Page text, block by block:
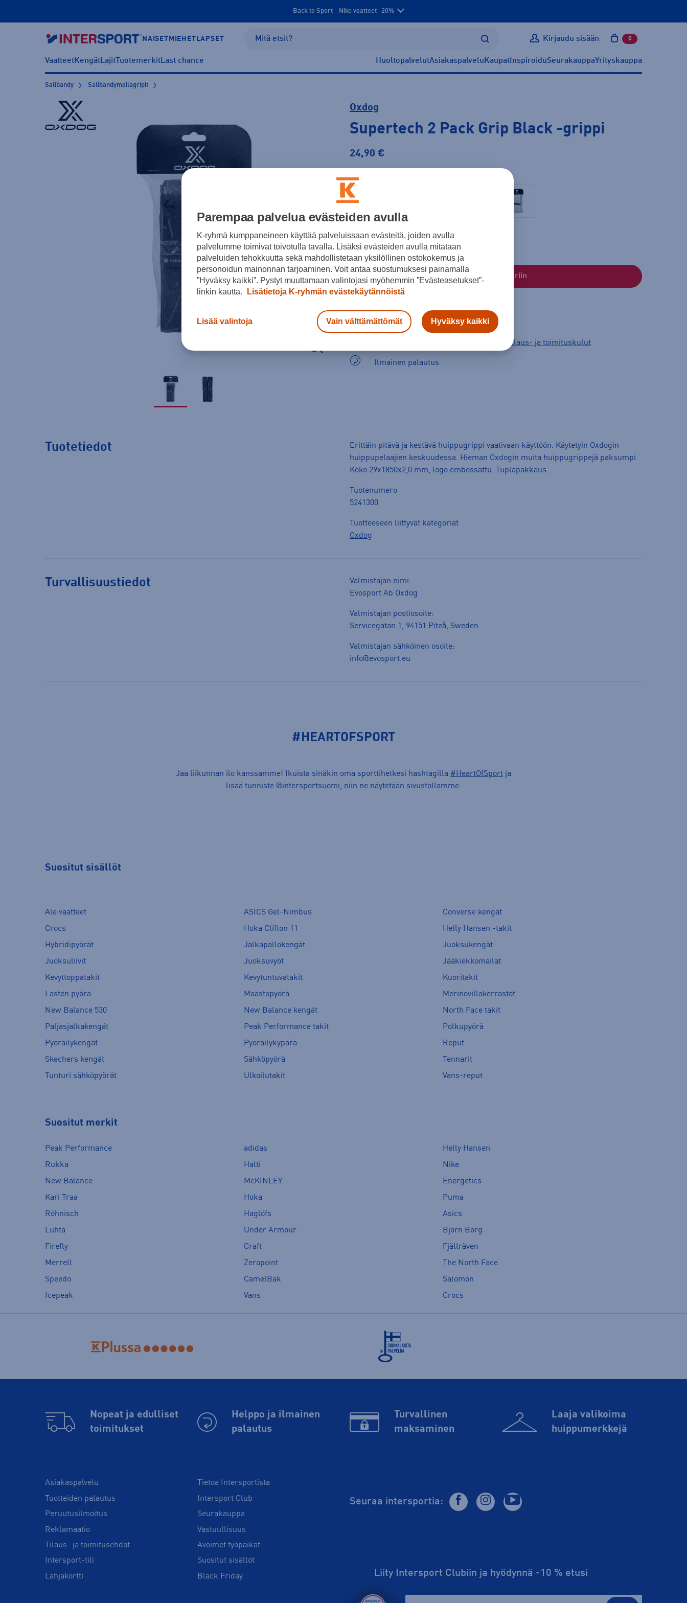
Back to Sport - Nike vaatteet -20%
NAISET MIEHET LAPSET Kirjaudu sisään 0 tuotetta
VaatteetKengätLajitTuotemerkitLast chance HuoltopalvelutAsiakaspalvelu Kaupat InspiroiduSeurakauppaYrityskauppa
Salibandy Salibandymailagripit
Oxdog
Supertech 2 Pack Grip Black -grippi
24,90 €
Väri
Lisää ostoskoriin
Tilaus- ja toimituskulut
Ilmainen palautus
Tuotetiedot
Erittäin pitävä ja kestävä huippugrippi vaativaan käyttöön. Käytetyin Oxdogin
huippupelaajien keskuudessa. Hieman Oxdogin muita huippugrippejä paksumpi.
Koko 29x1850x2,0 mm, logo embossattu. Tuplapakkaus.
Tuotenumero
5241300
Tuotteeseen liittyvät kategoriat
Oxdog
Turvallisuustiedot
Valmistajan nimi:
Evosport Ab Oxdog
Valmistajan postiosoite:
Servicegatan 1, 94151 Piteå, Sweden
Valmistajan sähköinen osoite:
info@evosport.eu
#HEARTOFSPORT
Jaa liikunnan ilo kanssamme! Ikuista sinäkin oma sporttihetkesi hashtagilla #HeartOfSport ja
lisää tunniste @intersportsuomi, niin ne näytetään sivustollamme.
Suositut sisällöt
Ale vaatteet ASICS Gel-Nimbus
Converse kengät
Crocs
Hoka Clifton 11
Helly Hansen -takit
Hybridipyörät
Jalkapallokengät
Juoksukengät
Juoksuliivit
Juoksuvyöt
Jääkiekkomailat
Kevyttoppatakit
Kevytuntuvatakit
Kuoritakit
Lasten pyörä
Maastopyörä
Merinovillakerrastot
New Balance 530
New Balance kengät
North Face takit
Paljasjalkakengät
Peak Performance takit
Polkupyörä
Pyöräilykengät
Pyöräilykypärä
Reput
Skechers kengät
Sähköpyörä
Tennarit
Tunturi sähköpyörät
Ulkoilutakit Vans-reput
Suositut merkit
Peak Performance adidas
Helly Hansen
Rukka
Halti
Nike
New Balance
McKINLEY
Energetics
Kari Traa
Hoka
Puma
Röhnisch
Haglöfs
Asics
Luhta
Under Armour
Björn Borg
Firefly
Craft
Fjällräven
Merrell
Zeropoint
The North Face
Speedo
CamelBak
Salomon
Icepeak
Vans Crocs
Nopeat ja edulliset
toimitukset
Helppo ja ilmainen
palautus
Turvallinen
maksaminen
Laaja valikoima
huippu­merkkejä
Asiakaspalvelu
Tuotteiden palautus
Peruutusilmoitus
Reklamaatio
Tilaus- ja toimitusehdot
Intersport-tili
Lahjakortti
Tietoa Intersportista
Intersport Club
Seurakauppa
Vastuullisuus
Avoimet työpaikat
Suositut sisällöt
Black Friday
Seuraa intersportia:
Liity Intersport Clubiin ja hyödynnä -10 % etusi
Parempaa palvelua evästeiden avulla
K-ryhmä kumppaneineen käyttää palveluissaan evästeitä, joiden avulla
palvelumme toimivat toivotulla tavalla. Lisäksi evästeiden avulla mitataan
palveluiden tehokkuutta sekä mahdollistetaan yksilöllinen ostokokemus ja
personoidun mainonnan tarjoaminen. Voit antaa suostumuksesi painamalla
”Hyväksy kaikki”. Pystyt muuttamaan valintojasi myöhemmin ”Evästeasetukset”-
linkin kautta.
Lisätietoja K-ryhmän evästekäytännöistä
Lisää valintoja Vain välttämättömät Hyväksy kaikki